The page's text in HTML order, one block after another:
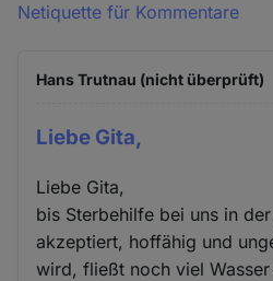
Netiquette für Kommentare
Hans Trutnau (nicht überprüft)
Liebe Gita,
Liebe Gita,
bis Sterbehilfe bei uns in
akzeptiert, hoffähig und
wird, fließt noch viel